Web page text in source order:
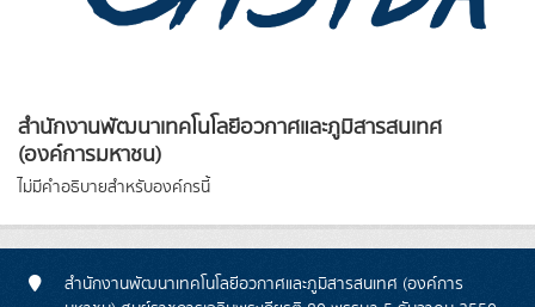
สำนักงานพัฒนาเทคโนโลยีอวกาศและภูมิสารสนเทศ
(องค์การมหาชน)
ไม่มีคำอธิบายสำหรับองค์กรนี้
สำนักงานพัฒนาเทคโนโลยีอวกาศและภูมิสารสนเทศ (องค์การ